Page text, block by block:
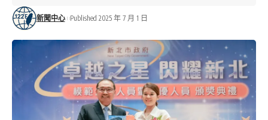
新聞中心 Published 2025 年 7 月 1 日